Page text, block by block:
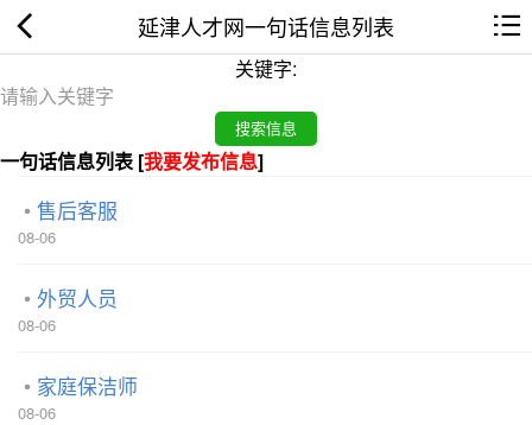
延津人才网一句话信息列表
关键字:
一句话信息列表 [我要发布信息]
售后客服
08-06
外贸人员
08-06
家庭保洁师
08-06